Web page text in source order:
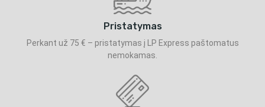
Pristatymas
Perkant už 75 € – pristatymas į LP Express paštomatus
nemokamas.